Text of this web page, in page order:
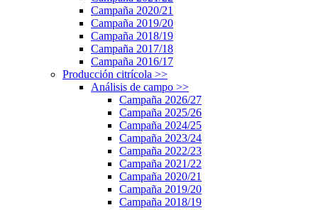
Campaña 2020/21
Campaña 2019/20
Campaña 2018/19
Campaña 2017/18
Campaña 2016/17
Producción citrícola >>
Análisis de campo >>
Campaña 2026/27
Campaña 2025/26
Campaña 2024/25
Campaña 2023/24
Campaña 2022/23
Campaña 2021/22
Campaña 2020/21
Campaña 2019/20
Campaña 2018/19